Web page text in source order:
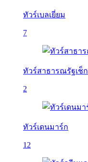
ทัวร์เบลเยี่ยม
7
ทัวร์สาธารณรัฐเช็ก
2
ทัวร์เดนมาร์ก
12